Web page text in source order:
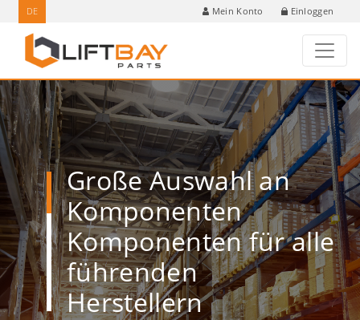
DE Mein Konto Einloggen
Große Auswahl an
Komponenten
Komponenten für alle
führenden
Herstellern